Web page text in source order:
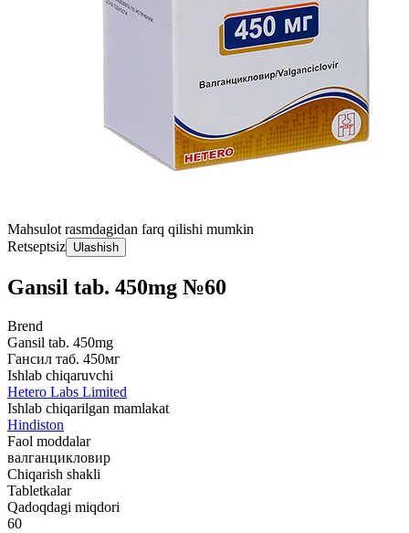
Mahsulot rasmdagidan farq qilishi mumkin
Retseptsiz Ulashish
Gansil tab. 450mg №60
Brend
Gansil tab. 450mg
Гансил таб. 450мг
Ishlab chiqaruvchi
Hetero Labs Limited
Ishlab chiqarilgan mamlakat
Hindiston
Faol moddalar
валганцикловир
Chiqarish shakli
Tabletkalar
Qadoqdagi miqdori
60